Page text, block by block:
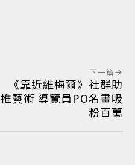
下一篇
《靠近維梅爾》社群助
推藝術 導覽員PO名畫吸
粉百萬